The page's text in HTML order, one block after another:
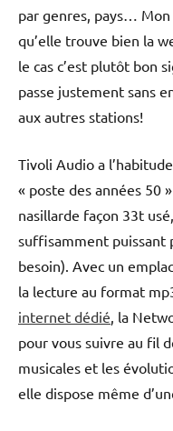
par genres, pays…
qu’elle trouve bien la
le cas c’est plutôt bon
passe justement sans
aux autres stations!
Tivoli Audio a
« poste des années 50
nasillarde façon 33t
suffisamment puissant
besoin). Avec un
la lecture au format
internet dédié , la
pour vous suivre au fil
musicales et les
elle dispose même